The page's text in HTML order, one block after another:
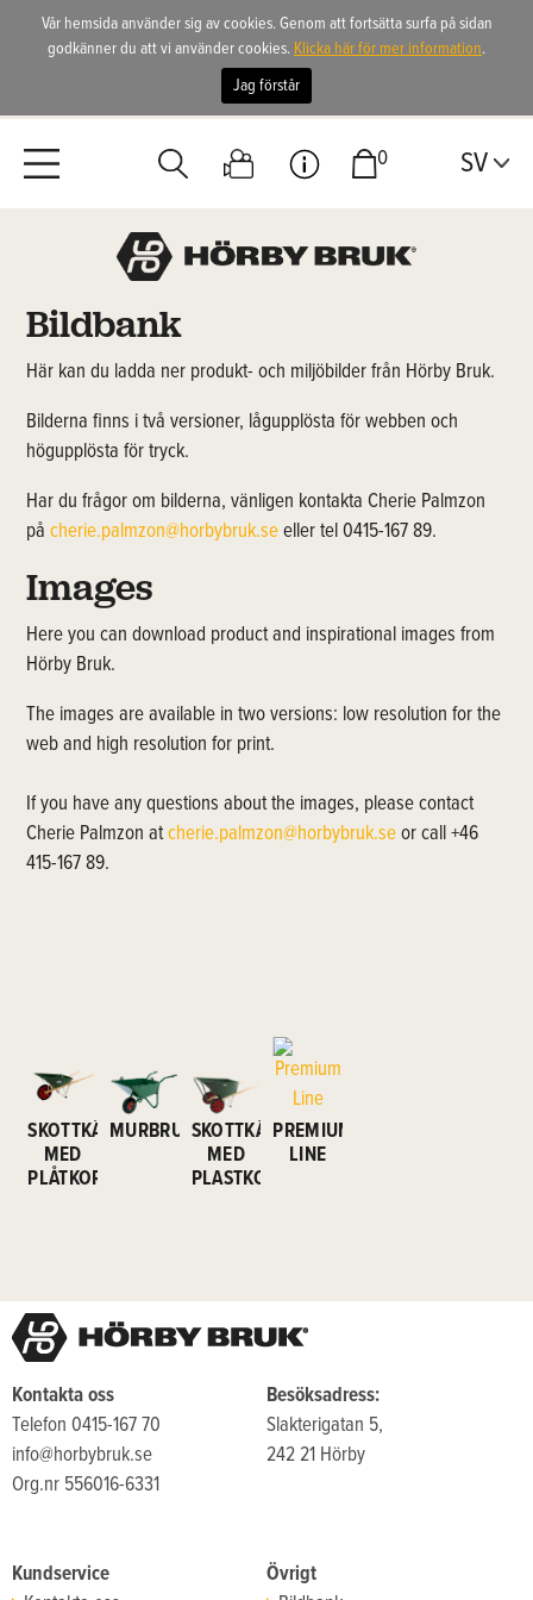
0 SV
Bildbank
Här kan du ladda ner produkt- och miljöbilder från Hörby Bruk.
Bilderna finns i två versioner, lågupplösta för webben och
högupplösta för tryck.
Har du frågor om bilderna, vänligen kontakta Cherie Palmzon
påcherie.palmzon@horbybruk.seeller tel 0415-167 89.
Images
Here you can download product and inspirational images from
Hörby Bruk.
The images are available in two versions: low resolution for the
web and high resolution for print.
If you have any questions about the images, please contact
Cherie Palmzon atcherie.palmzon@horbybruk.seor call +46
415-167 89.
SKOTTKÄRROR
MED
PLÅTKORG
MURBRUKSKÄRROR
SKOTTKÄRROR
MED
PLASTKORG
PREMIUM
LINE
Kontakta oss
Telefon 0415-167 70
info@horbybruk.se
Org.nr 556016-6331
Besöksadress:
Slakterigatan 5,
242 21 Hörby
Kundservice
Övrigt
Vår hemsida använder sig av cookies. Genom att fortsätta surfa på sidan
godkänner du att vi använder cookies. Klicka här för mer information.
Jag förstår